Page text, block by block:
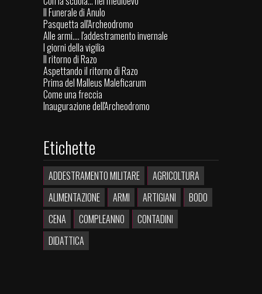
Il Funerale di Anulo
Pasquetta all'Archeodromo
Alle armi.... l'addestramento invernale
I giorni della vigilia
Il ritorno di Razo
Aspettando il ritorno di Razo
Prima del Malleus Maleficarum
Come una freccia
Inaugurazione dell'Archeodromo
Etichette
ADDESTRAMENTO MILITARE
AGRICOLTURA
ALIMENTAZIONE
ARMI ARTIGIANI
BODO
CENA
COMPLEANNO
CONTADINI
DIDATTICA